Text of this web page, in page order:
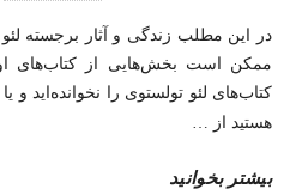
در این مطلب زندگی و آثار برجسته
ممکن است بخش‌هایی از کتاب‌های او
کتاب‌های لئو تولستوی را
هستید از
بیشتر بخوانید